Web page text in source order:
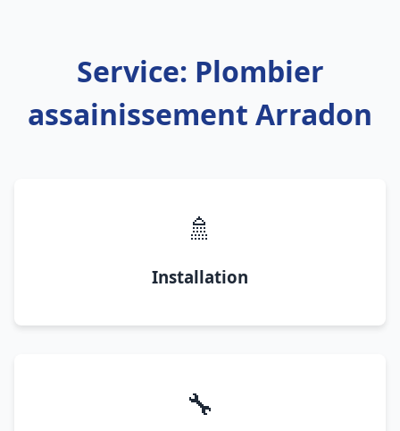
Service: Plombier
assainissement Arradon
🚿
Installation
🔧